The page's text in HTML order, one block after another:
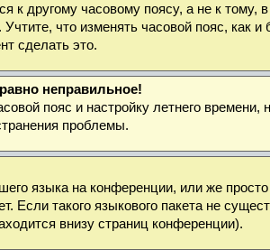
к другому часовому поясу, а не к
что изменять часовой пояс, как
сделать это.
неправильное!
пояс и настройку летнего
проблемы.
языка на конференции, или же
Если такого языкового пакета не
внизу страниц конференции).